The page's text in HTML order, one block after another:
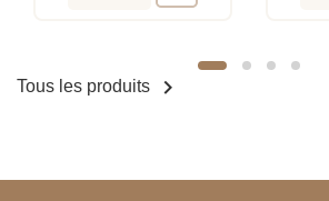
Tous les produits 